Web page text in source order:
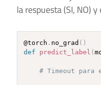
la respuesta (SI, NO)
@torch . no_grad ( )
def
predict_label (
# Timeout para